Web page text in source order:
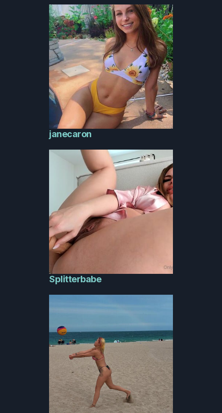
janecaron
Splitterbabe